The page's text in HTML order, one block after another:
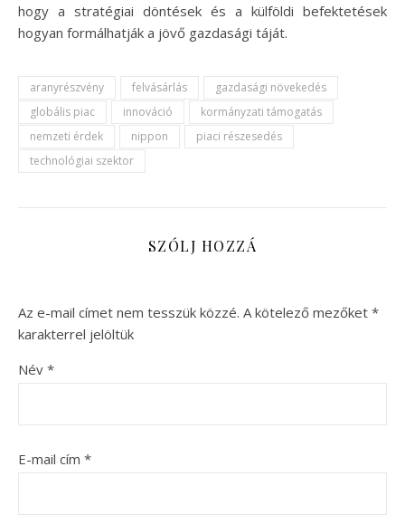
hogy a stratégiai döntések és a külföldi befektetések
hogyan formálhatják a jövő gazdasági táját.
aranyrészvény felvásárlás
gazdasági növekedés
globális piac
innováció
kormányzati támogatás
nemzeti érdek
nippon
piaci részesedés
technológiai szektor
SZÓLJ HOZZÁ
Az e-mail címet nem tesszük közzé. A kötelező mezőket *
karakterrel jelöltük
Név *
E-mail cím *